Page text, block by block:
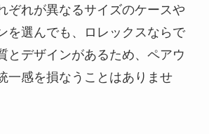
ぞれが異なるサイズのケースや
を選んでも、ロレックスならで
とデザインがあるため、ペアウ
一感を損なうことはありませ